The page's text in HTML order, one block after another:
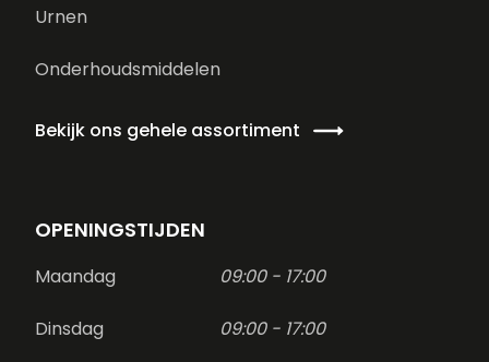
Urnen
Onderhoudsmiddelen
Bekijk ons gehele assortiment
OPENINGSTIJDEN
Maandag 09:00 - 17:00
Dinsdag 09:00 - 17:00